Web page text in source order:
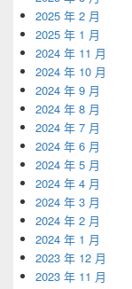
2025 年 2 月
2025 年 1 月
2024 年 11 月
2024 年 10 月
2024 年 9 月
2024 年 8 月
2024 年 7 月
2024 年 6 月
2024 年 5 月
2024 年 4 月
2024 年 3 月
2024 年 2 月
2024 年 1 月
2023 年 12 月
2023 年 11 月